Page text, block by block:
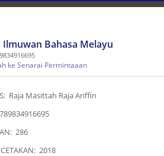
Ilmuwan Bahasa Melayu
ke Senarai Permintaaan
Raja Masittah Raja Ariffin
286
2018